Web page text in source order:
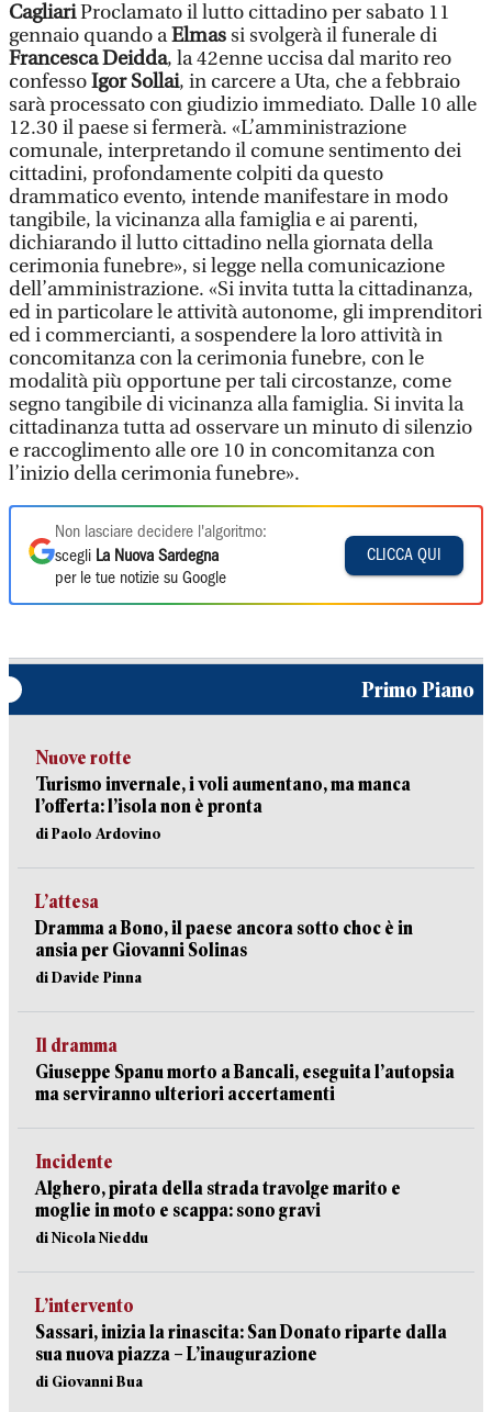
CagliariProclamato il lutto cittadino per sabato 11
gennaio quando aElmassi svolgerà il funerale di
Francesca Deidda, la 42enne uccisa dal marito reo
confessoIgor Sollai, in carcere a Uta, che a febbraio
sarà processato con giudizio immediato. Dalle 10 alle
12.30 il paese si fermerà. «L’amministrazione
comunale, interpretando il comune sentimento dei
cittadini, profondamente colpiti da questo
drammatico evento, intende manifestare in modo
tangibile, la vicinanza alla famiglia e ai parenti,
dichiarando il lutto cittadino nella giornata della
cerimonia funebre», si legge nella comunicazione
dell’amministrazione. «Si invita tutta la cittadinanza,
ed in particolare le attività autonome, gli imprenditori
ed i commercianti, a sospendere la loro attività in
concomitanza con la cerimonia funebre, con le
modalità più opportune per tali circostanze, come
segno tangibile di vicinanza alla famiglia. Si invita la
cittadinanza tutta ad osservare un minuto di silenzio
e raccoglimento alle ore 10 in concomitanza con
l’inizio della cerimonia funebre».
Non lasciare decidere l'algoritmo:
scegli La Nuova Sardegna
per le tue notizie su Google
CLICCA QUI
Primo Piano
Nuove rotte
Turismo invernale, i voli aumentano, ma manca
l’offerta: l’isola non è pronta
di Paolo Ardovino
L’attesa
Dramma a Bono, il paese ancora sotto choc è in
ansia per Giovanni Solinas
di Davide Pinna
Il dramma
Giuseppe Spanu morto a Bancali, eseguita l’autopsia
ma serviranno ulteriori accertamenti
Incidente
Alghero, pirata della strada travolge marito e
moglie in moto e scappa: sono gravi
di Nicola Nieddu
L’intervento
Sassari, inizia la rinascita: San Donato riparte dalla
sua nuova piazza – L’inaugurazione
di Giovanni Bua